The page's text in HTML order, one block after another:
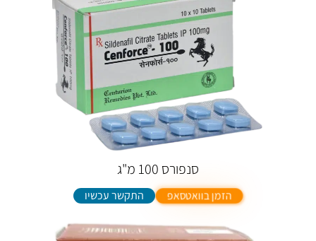
סנפורס 100 מ"ג
הזמן בוואטסאפ התקשר עכשיו